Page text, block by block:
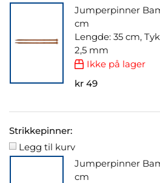
Jumperpinner
cm
Lengde: 35 cm,
2,5 mm
Ikke på lager
kr 49
Strikkepinner:
Legg til kurv
Jumperpinner
cm